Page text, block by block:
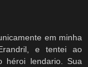
em minha
e tentei ao
héroi lendario. Sua